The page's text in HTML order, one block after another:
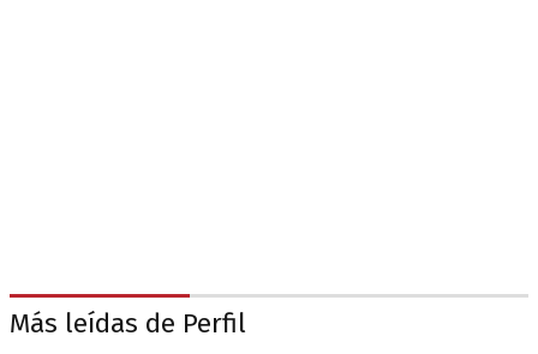
Más leídas de Perfil